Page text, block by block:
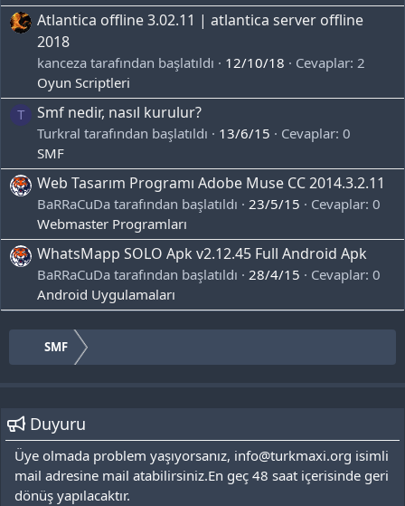
Atlantica offline 3.02.11 | atlantica server offline
2018
kanceza tarafından başlatıldı 12/10/18
Cevaplar: 2
Oyun Scriptleri
T Smf nedir, nasıl kurulur?
Turkral tarafından başlatıldı 13/6/15
Cevaplar: 0
SMF
Web Tasarım Programı Adobe Muse CC 2014.3.2.11
BaRRaCuDa tarafından başlatıldı 23/5/15
Cevaplar: 0
Webmaster Programları
WhatsMapp SOLO Apk v2.12.45 Full Android Apk
BaRRaCuDa tarafından başlatıldı 28/4/15
Cevaplar: 0
Android Uygulamaları
SMF
Duyuru
Üye olmada problem yaşıyorsanız, info@turkmaxi.org isimli
mail adresine mail atabilirsiniz.En geç 48 saat içerisinde geri
dönüş yapılacaktır.